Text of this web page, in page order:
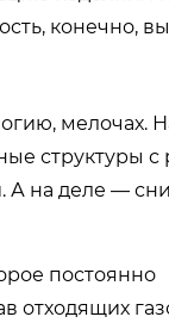
конечно,
мелочах.
структуры с
А на деле —
постоянно
отходящих